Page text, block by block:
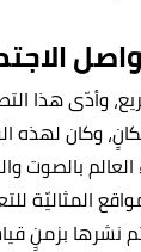
وأدّى هذا
وكان لهذه
العالم
المثاليّة
نشرها بزمنٍ